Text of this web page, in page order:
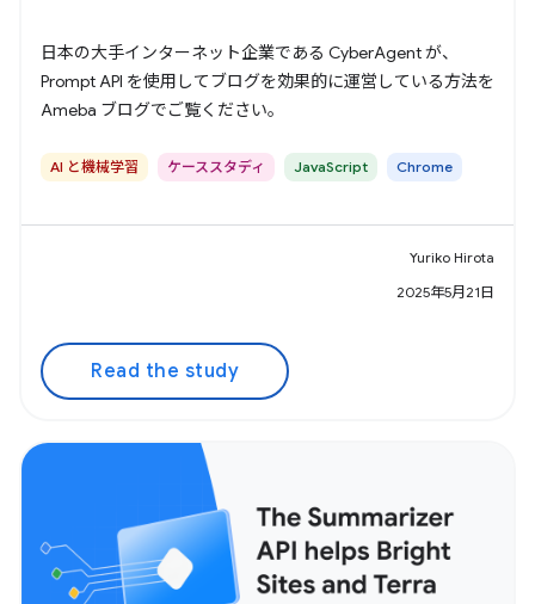
日本の大手インターネット企業である CyberAgent が、
Prompt API を使用してブログを効果的に運営している方法を
Ameba ブログでご覧ください。
AI と機械学習 ケーススタディ JavaScript Chrome
Yuriko Hirota
2025年5月21日
Read the study